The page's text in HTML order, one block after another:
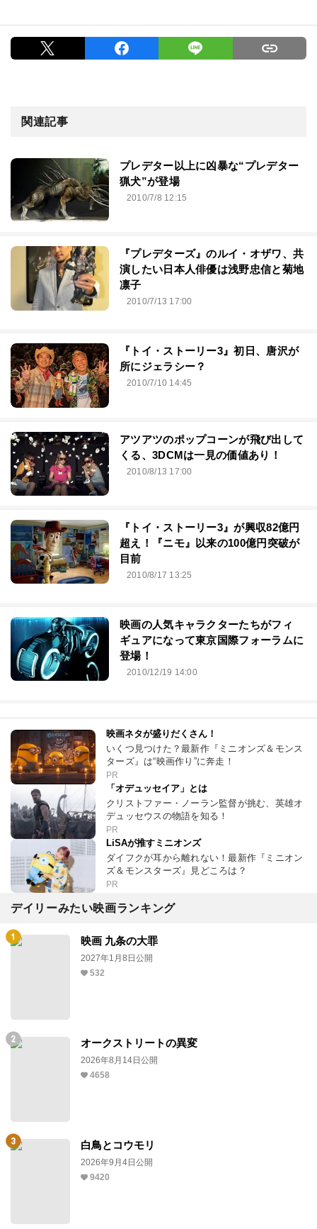
関連記事
プレデター以上に凶暴な“プレデター
猟犬”が登場
2010/7/8 12:15
『プレデターズ』のルイ・オザワ、共
演したい日本人俳優は浅野忠信と菊地
凛子
2010/7/13 17:00
『トイ・ストーリー3』初日、唐沢が
所にジェラシー？
2010/7/10 14:45
アツアツのポップコーンが飛び出して
くる、3DCMは一見の価値あり！
2010/8/13 17:00
『トイ・ストーリー3』が興収82億円
超え！『ニモ』以来の100億円突破が
目前
2010/8/17 13:25
映画の人気キャラクターたちがフィ
ギュアになって東京国際フォーラムに
登場！
2010/12/19 14:00
映画ネタが盛りだくさん！
いくつ見つけた？最新作『ミニオンズ＆モンス
ターズ』は“映画作り”に奔走！
PR
「オデュッセイア」とは
クリストファー・ノーラン監督が挑む、英雄オ
デュッセウスの物語を知る！
PR
LiSAが推すミニオンズ
ダイフクが耳から離れない！最新作『ミニオン
ズ＆モンスターズ』見どころは？
PR
デイリーみたい映画ランキング
映画 九条の大罪
2027年1月8日公開
532
オークストリートの異変
2026年8月14日公開
4658
白鳥とコウモリ
2026年9月4日公開
9420